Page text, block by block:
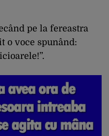
pe la fereastra
o voce spunând: